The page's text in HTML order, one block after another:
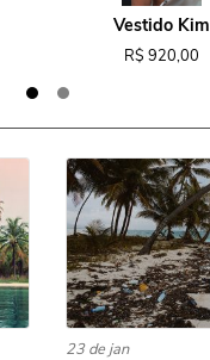
Vestido Kim
R$ 920,00
23 de jan